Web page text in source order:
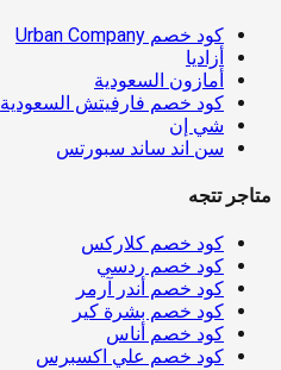
كود خصم Urban Company
أزاديا
أمازون السعودية
كود خصم فارفيتش السعودية
شي إن
سن اند ساند سبورتس
متاجر تتجه
كود خصم كلاركس
كود خصم ردسي
كود خصم أندر آرمر
كود خصم بشرة كير
كود خصم أناس
كود خصم علي اكسبرس